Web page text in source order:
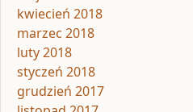
kwiecień 2018
marzec 2018
luty 2018
styczeń 2018
grudzień 2017